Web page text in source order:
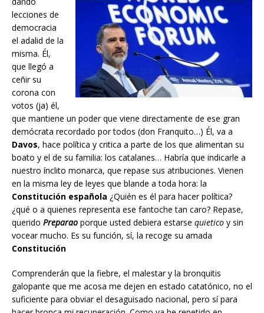
lecciones de
democracia
el adalid de la
misma. Él,
que llegó a
ceñir su
corona con
votos (ja) él,
que mantiene un poder que viene directamente de ese gran
demócrata recordado por todos (don Franquito…) Él, va a
Davos, hace política y critica a parte de los que alimentan su
boato y el de su familia: los catalanes… Habría que indicarle a
nuestro ínclito monarca, que repase sus atribuciones. Vienen
en la misma ley de leyes que blande a toda hora: la
Constitución española ¿Quién es él para hacer política?
¿qué o a quienes representa ese fantoche tan caro? Repase,
querido Preparao porque usted debiera estarse quietico y sin
vocear mucho. Es su función, sí, la recoge su amada
Constitución
Comprenderán que la fiebre, el malestar y la bronquitis
galopante que me acosa me dejen en estado catatónico, no el
suficiente para obviar el desaguisado nacional, pero sí para